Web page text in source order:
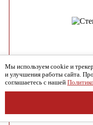
Мы используем cookie и
и улучшения работы сайта.
соглашаетесь с нашей